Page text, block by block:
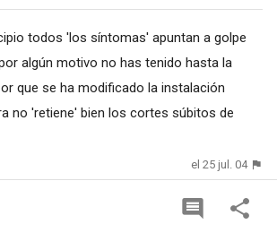
todos 'los síntomas' apuntan a golpe
algún motivo no has tenido hasta la
que se ha modificado la instalación
no 'retiene' bien los cortes súbitos de
el 25 jul. 04